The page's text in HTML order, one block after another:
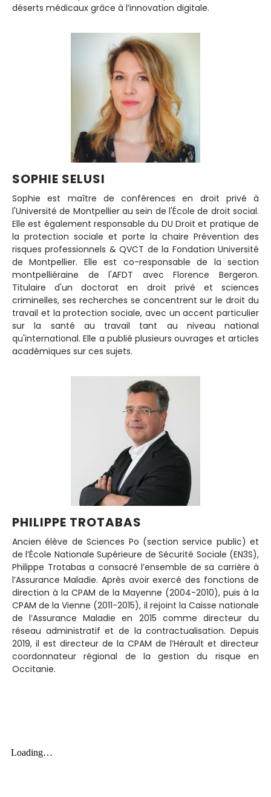
déserts médicaux grâce à l’innovation digitale.
SOPHIE SELUSI
Sophie est maître de conférences en droit privé à
l'Université de Montpellier au sein de l'École de droit social.
Elle est également responsable du DU Droit et pratique de
la protection sociale et porte la chaire Prévention des
risques professionnels & QVCT de la Fondation Université
de Montpellier. Elle est co-responsable de la section
montpelliéraine de l'AFDT avec Florence Bergeron.
Titulaire d'un doctorat en droit privé et sciences
criminelles, ses recherches se concentrent sur le droit du
travail et la protection sociale, avec un accent particulier
sur la santé au travail tant au niveau national
qu'international. Elle a publié plusieurs ouvrages et articles
académiques sur ces sujets.
PHILIPPE TROTABAS
Ancien élève de Sciences Po (section service public) et
de l’École Nationale Supérieure de Sécurité Sociale (EN3S),
Philippe Trotabas a consacré l’ensemble de sa carrière à
l’Assurance Maladie. Après avoir exercé des fonctions de
direction à la CPAM de la Mayenne (2004-2010), puis à la
CPAM de la Vienne (2011-2015), il rejoint la Caisse nationale
de l’Assurance Maladie en 2015 comme directeur du
réseau administratif et de la contractualisation. Depuis
2019, il est directeur de la CPAM de l’Hérault et directeur
coordonnateur régional de la gestion du risque en
Occitanie.